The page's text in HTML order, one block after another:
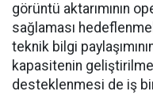
görüntü aktarımının
sağlaması
teknik bilgi
kapasitenin
desteklenmesi de iş